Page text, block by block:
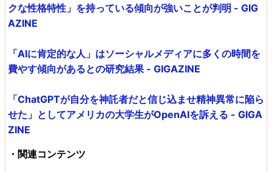
クな性格特性」を持っている傾向が強いことが判明 - GIG
AZINE
「AIに肯定的な人」はソーシャルメディアに多くの時間を
費やす傾向があるとの研究結果 - GIGAZINE
「ChatGPTが自分を神託者だと信じ込ませ精神異常に陥ら
せた」としてアメリカの大学生がOpenAIを訴える - GIGA
ZINE
・関連コンテンツ